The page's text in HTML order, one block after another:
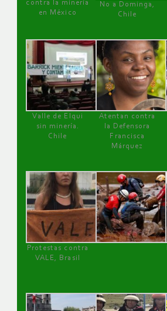
contra la minería
en México
No a Dominga,
Chile
Valle de Elqui
sin minería.
Chile
Atentan contra
la Defensora
Francisca
Márquez
Protestas contra
VALE, Brasil